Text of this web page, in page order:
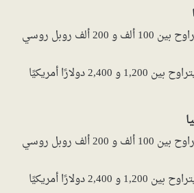
: يتراوح بين 100 ألف و 200 ألف روبل روسي
: يتراوح بين 1,200 و 2,400 دولارًا أمريكيًا
: يتراوح بين 100 ألف و 200 ألف روبل روسي
: يتراوح بين 1,200 و 2,400 دولارًا أمريكيًا